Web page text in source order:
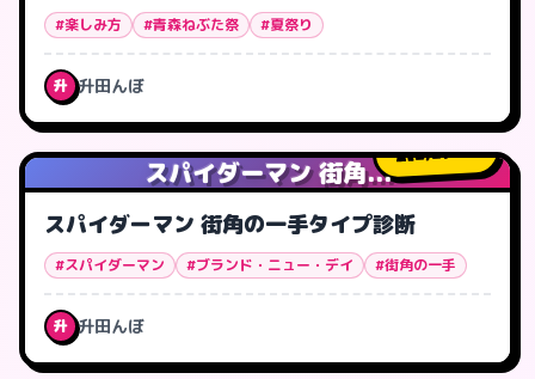
#楽しみ方 #青森ねぶた祭 #夏祭り
升 升田んぼ
スパイダーマン 街角...
2,278人
スパイダーマン 街角の一手タイプ診断
#スパイダーマン #ブランド・ニュー・デイ #街角の一手
升 升田んぼ